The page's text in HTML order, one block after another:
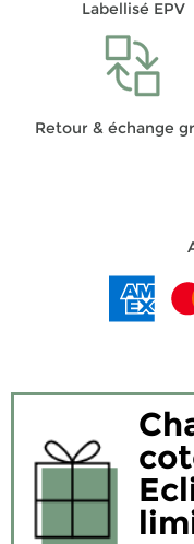
Labellisé EPV
Retour & échange